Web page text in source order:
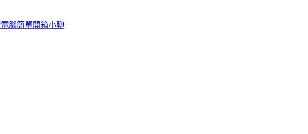
腦簡單開箱小聊